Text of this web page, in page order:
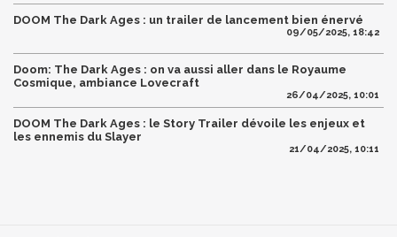
DOOM The Dark Ages : un trailer de lancement bien énervé
09/05/2025, 18:42
Doom: The Dark Ages : on va aussi aller dans le Royaume
Cosmique, ambiance Lovecraft
26/04/2025, 10:01
DOOM The Dark Ages : le Story Trailer dévoile les enjeux et
les ennemis du Slayer
21/04/2025, 10:11